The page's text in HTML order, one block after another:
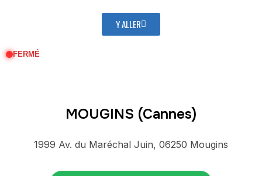
Y ALLER
FERMÉ
MOUGINS (Cannes)
1999 Av. du Maréchal Juin, 06250 Mougins